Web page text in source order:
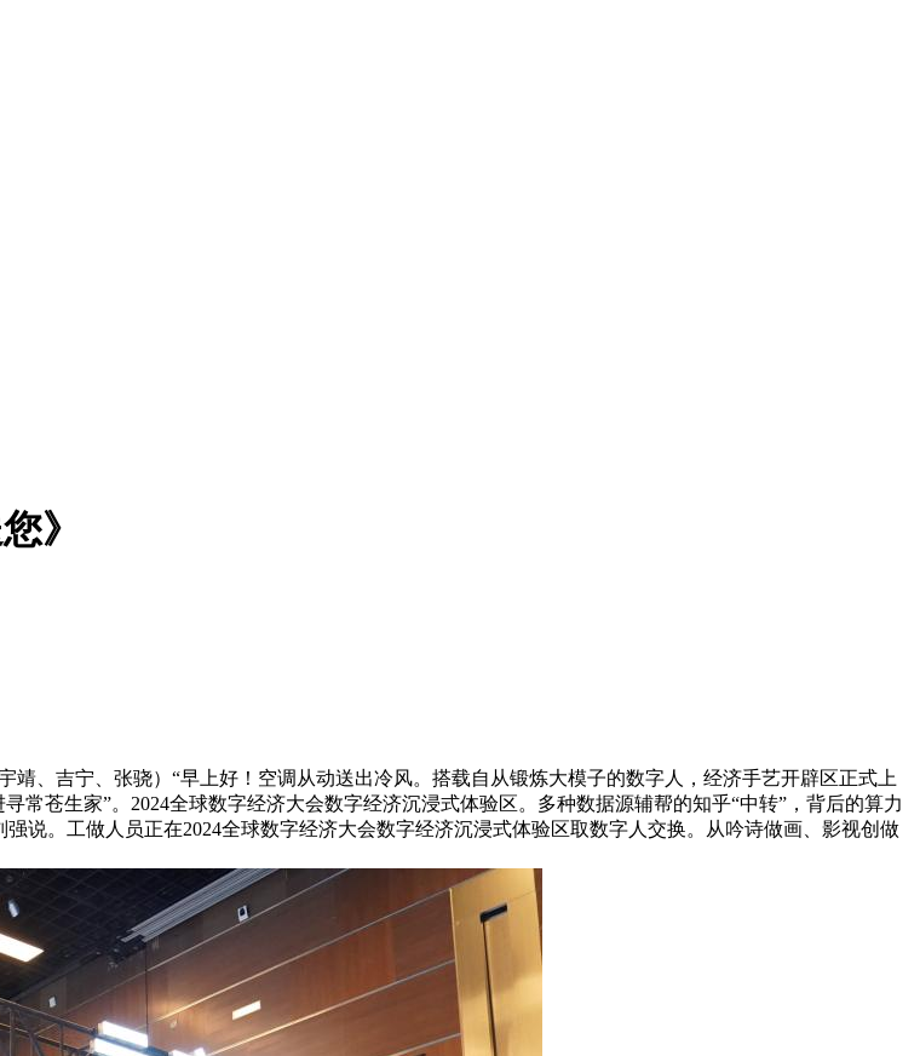
》
、吉宁、张骁）“早上好！空调从动送出冷风。搭载自从锻炼大模子的数字人，经济手艺开辟区正式上
常苍生家”。2024全球数字经济大会数字经济沉浸式体验区。多种数据源辅帮的知乎“中转”，背后的算力
说。工做人员正在2024全球数字经济大会数字经济沉浸式体验区取数字人交换。从吟诗做画、影视创做